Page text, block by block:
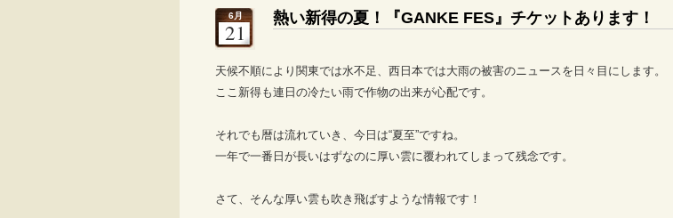
6月
21
熱い新得の夏！『GANKE FES』チケットあります！
天候不順により関東では水不足、西日本では大雨の被害のニュースを日々目にします。
ここ新得も連日の冷たい雨で作物の出来が心配です。
それでも暦は流れていき、今日は“夏至”ですね。
一年で一番日が長いはずなのに厚い雲に覆われてしまって残念です。
さて、そんな厚い雲も吹き飛ばすような情報です！